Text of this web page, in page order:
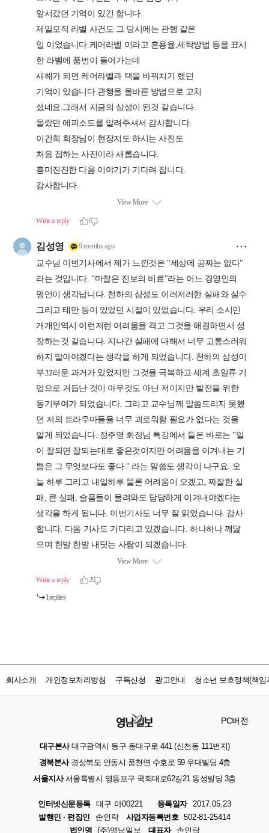
회사소개 개인정보처리방침 구독신청 광고안내 청소년 보호정책(책임
PC버전
대구본사대구광역시 동구 동대구로 441 (신천동 111번지)
경북본사경상북도 안동시 풍천면 수호로 59 우대빌딩 4층
서울지사서울특별시 영등포구 국회대로62길21 동성빌딩 3층
인터넷신문등록 대구 아00221 등록일자
2017.05.23
발행인 · 편집인
손인락 사업자등록번호 502-81-25414
법인명 (주)영남일보 대표자 손인락